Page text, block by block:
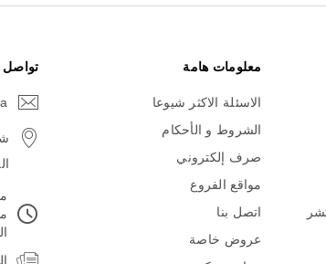
معلومات هامة
الاسئلة الاكثر شيوعا
الشروط و الأحكام
صرف إلكتروني
مواقع الفروع
اتصل بنا
عروض خاصة
تواصل